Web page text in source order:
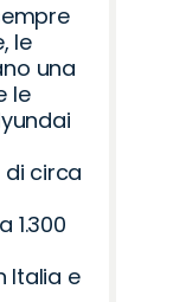
le
una
le
circa
1.300
Italia e